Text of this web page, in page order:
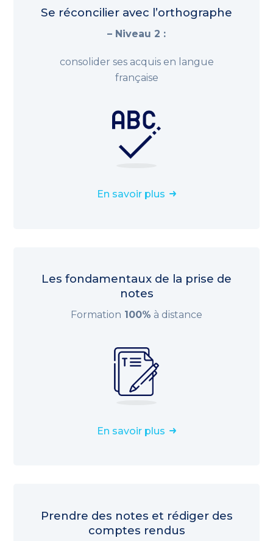
Se réconcilier avec l’orthographe
– Niveau 2 :
consolider ses acquis en langue
française
En savoir plus
Les fondamentaux de la prise de
notes
Formation 100% à distance
En savoir plus
Prendre des notes et rédiger des
comptes rendus